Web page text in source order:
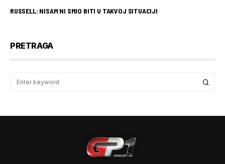
RUSSELL: NISAM NI SMIO BITI U TAKVOJ SITUACIJI
PRETRAGA